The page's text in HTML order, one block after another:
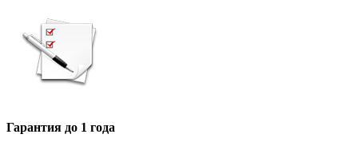
Гарантия до 1 года